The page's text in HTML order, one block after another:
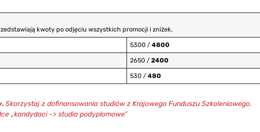
kwoty po odjęciu wszystkich promocji i zniżek.
5300 / 4800
2650 /2400
530 / 480
Skorzystaj z dofinansowania studiów z Krajowego Funduszu Szkoleniowego.
„kandydaci -> studia podyplomowe”